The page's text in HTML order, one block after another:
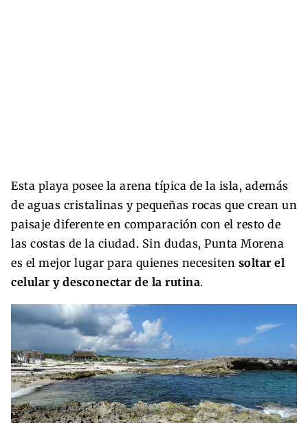
Esta playa posee la arena típica de la isla, además
de aguas cristalinas y pequeñas rocas que crean un
paisaje diferente en comparación con el resto de
las costas de la ciudad. Sin dudas, Punta Morena
es el mejor lugar para quienes necesiten soltar el
celular y desconectar de la rutina.